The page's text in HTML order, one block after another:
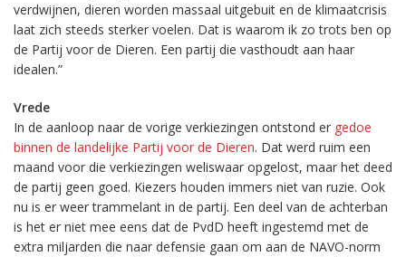
verdwijnen, dieren worden massaal uitgebuit en de klimaatcrisis
laat zich steeds sterker voelen. Dat is waarom ik zo trots ben op
de Partij voor de Dieren. Een partij die vasthoudt aan haar
idealen.”
Vrede
In de aanloop naar de vorige verkiezingen ontstond er gedoe
binnen de landelijke Partij voor de Dieren. Dat werd ruim een
maand voor die verkiezingen weliswaar opgelost, maar het deed
de partij geen goed. Kiezers houden immers niet van ruzie. Ook
nu is er weer trammelant in de partij. Een deel van de achterban
is het er niet mee eens dat de PvdD heeft ingestemd met de
extra miljarden die naar defensie gaan om aan de NAVO-norm